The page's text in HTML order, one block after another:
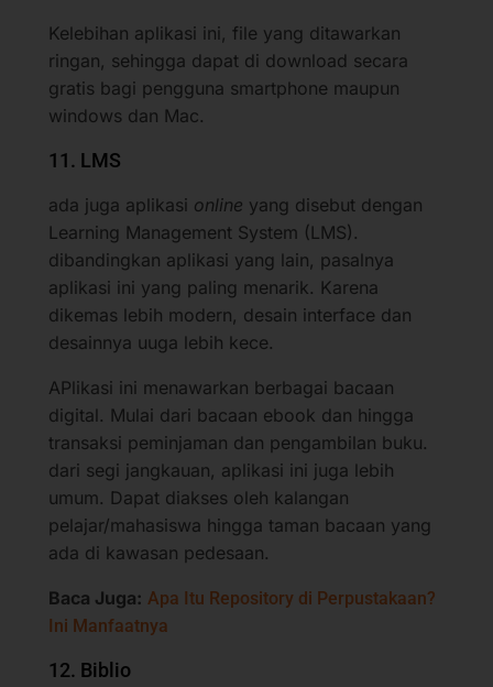
Kelebihan aplikasi ini, file yang ditawarkan
ringan, sehingga dapat di download secara
gratis bagi pengguna smartphone maupun
windows dan Mac.
11. LMS
ada juga aplikasi online yang disebut dengan
Learning Management System (LMS).
dibandingkan aplikasi yang lain, pasalnya
aplikasi ini yang paling menarik. Karena
dikemas lebih modern, desain interface dan
desainnya uuga lebih kece.
APlikasi ini menawarkan berbagai bacaan
digital. Mulai dari bacaan ebook dan hingga
transaksi peminjaman dan pengambilan buku.
dari segi jangkauan, aplikasi ini juga lebih
umum. Dapat diakses oleh kalangan
pelajar/mahasiswa hingga taman bacaan yang
ada di kawasan pedesaan.
Baca Juga: Apa Itu Repository di Perpustakaan?
Ini Manfaatnya
12. Biblio